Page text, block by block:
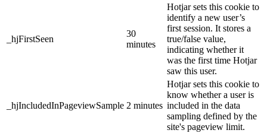
_hjFirstSeen
30
minutes
Hotjar sets this cookie to
identify a new user’s
first session. It stores a
true/false value,
indicating whether it
was the first time Hotjar
saw this user.
_hjIncludedInPageviewSample 2 minutes
Hotjar sets this cookie to
know whether a user is
included in the data
sampling defined by the
site's pageview limit.